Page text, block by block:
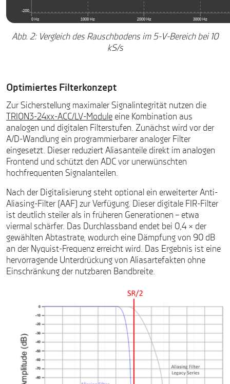
Abb. 2: Vergleich des Rauschbodens im 5-V-Bereich bei 10
kS/s
Optimiertes Filterkonzept
Zur Sicherstellung maximaler Signalintegrität nutzen die
TRION3-24xx-ACC/LV-Module eine Kombination aus
analogen und digitalen Filterstufen. Zunächst wird vor der
A/D-Wandlung ein programmierbarer analoger Filter
eingesetzt. Dieser reduziert Aliasanteile direkt im analogen
Frontend und schützt den ADC vor unerwünschten
hochfrequenten Signalanteilen.
Nach der Digitalisierung steht optional ein erweiterter Anti-
Aliasing-Filter (AAF) zur Verfügung. Dieser digitale FIR-Filter
ist deutlich steiler als in früheren Generationen – etwa
viermal schärfer. Das Durchlassband endet bei 0,4 × der
gewählten Abtastrate, wodurch eine Dämpfung von 90 dB
an der Nyquist-Frequenz erreicht wird. Das Ergebnis ist eine
hervorragende Unterdrückung von Aliasartefakten ohne
Einschränkung der nutzbaren Bandbreite.